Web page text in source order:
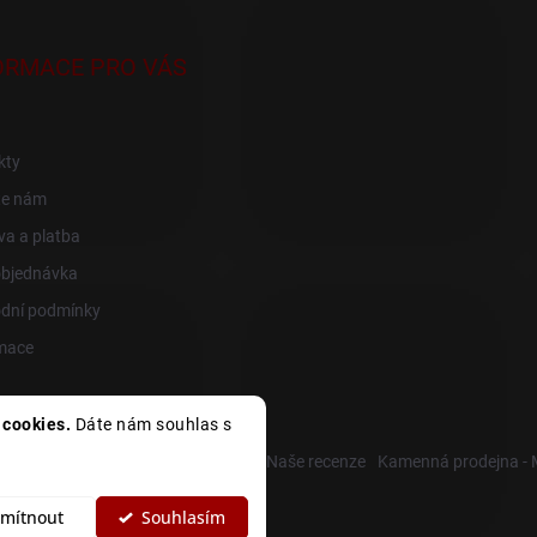
Dáte nám souhlas s
Souhlasím
PRO VÁS
nám
a platba
podmínky
Naše recenze Kamenná prodejna -